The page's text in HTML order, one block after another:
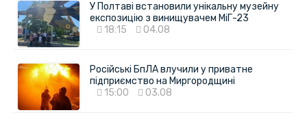
У Полтаві встановили унікальну музейну
експозицію з винищувачем МіГ-23
18:15
04.08
Російські БпЛА влучили у приватне
підприємство на Миргородщині
15:00
03.08